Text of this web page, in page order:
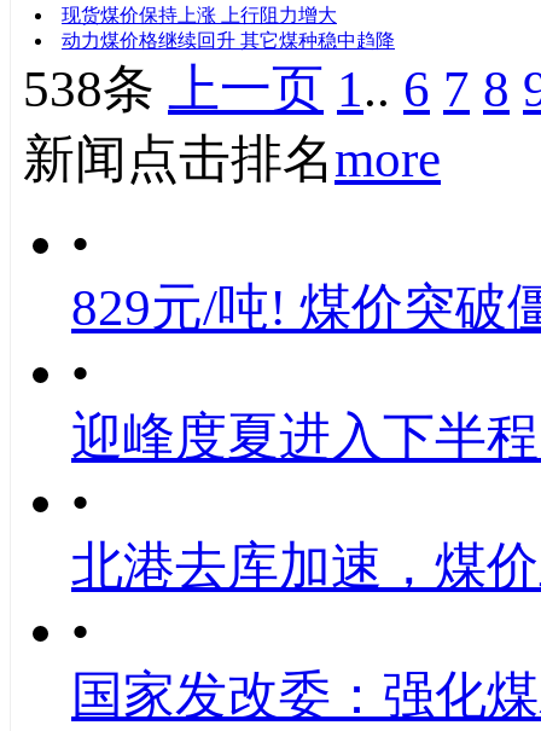
现货煤价保持上涨 上行阻力增大
动力煤价格继续回升 其它煤种稳中趋降
538条 上一页 1.. 6 7 8
新闻点击排名more
•
829元/吨! 煤价突破
•
迎峰度夏进入下半
•
北港去库加速，煤
•
国家发改委：强化